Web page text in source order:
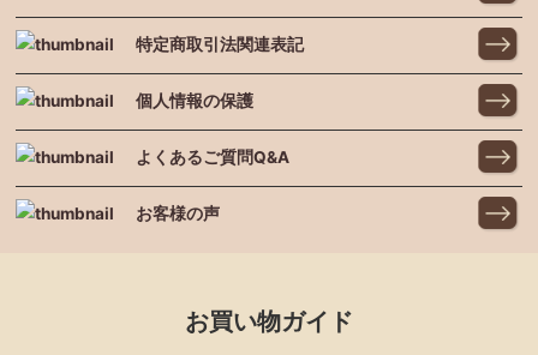
特定商取引法関連表記
個人情報の保護
よくあるご質問Q&A
お客様の声
お買い物ガイド